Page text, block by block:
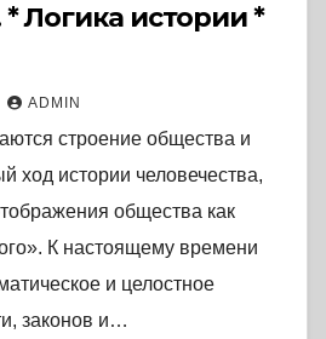
Логика истории *
ADMIN
строение общества и
ход истории человечества,
общества как
К настоящему времени
и целостное
законов и…